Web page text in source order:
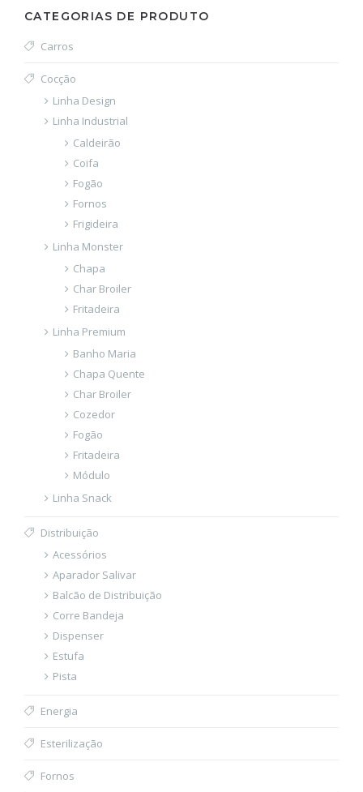
CATEGORIAS DE PRODUTO
Carros
Cocção
Linha Design
Linha Industrial
Caldeirão
Coifa
Fogão
Fornos
Frigideira
Linha Monster
Chapa
Char Broiler
Fritadeira
Linha Premium
Banho Maria
Chapa Quente
Char Broiler
Cozedor
Fogão
Fritadeira
Módulo
Linha Snack
Distribuição
Acessórios
Aparador Salivar
Balcão de Distribuição
Corre Bandeja
Dispenser
Estufa
Pista
Energia
Esterilização
Fornos